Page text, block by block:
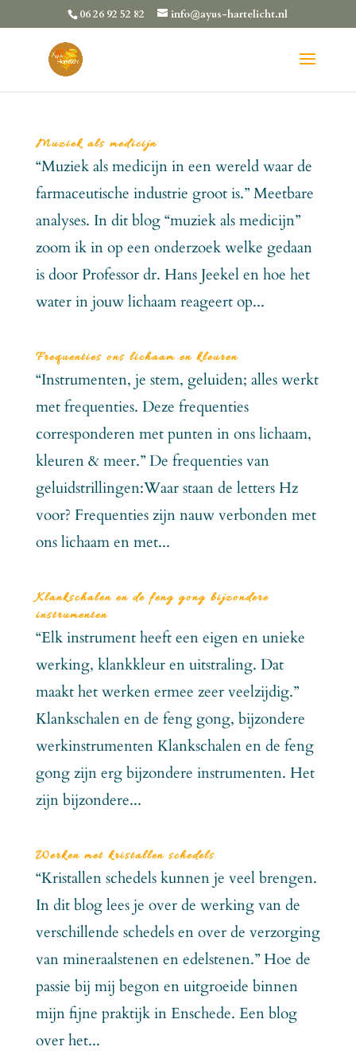
06 26 92 52 82 info@ayus-hartelicht.nl
Muziek als medicijn
“Muziek als medicijn in een wereld waar de
farmaceutische industrie groot is.” Meetbare
analyses. In dit blog “muziek als medicijn”
zoom ik in op een onderzoek welke gedaan
is door Professor dr. Hans Jeekel en hoe het
water in jouw lichaam reageert op...
Frequenties ons lichaam en kleuren
“Instrumenten, je stem, geluiden; alles werkt
met frequenties. Deze frequenties
corresponderen met punten in ons lichaam,
kleuren & meer.” De frequenties van
geluidstrillingen:Waar staan de letters Hz
voor? Frequenties zijn nauw verbonden met
ons lichaam en met...
Klankschalen en de feng gong bijzondere
instrumenten
“Elk instrument heeft een eigen en unieke
werking, klankkleur en uitstraling. Dat
maakt het werken ermee zeer veelzijdig.”
Klankschalen en de feng gong, bijzondere
werkinstrumenten Klankschalen en de feng
gong zijn erg bijzondere instrumenten. Het
zijn bijzondere...
Werken met kristallen schedels
“Kristallen schedels kunnen je veel brengen.
In dit blog lees je over de werking van de
verschillende schedels en over de verzorging
van mineraalstenen en edelstenen.” Hoe de
passie bij mij begon en uitgroeide binnen
mijn fijne praktijk in Enschede. Een blog
over het...